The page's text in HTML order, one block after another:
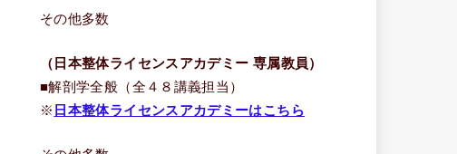
その他多数
（日本整体ライセンスアカデミー 専属教員）
■解剖学全般（全４８講義担当）
※ 日本整体ライセンスアカデミーはこちら